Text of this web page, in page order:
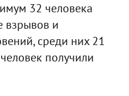
32 человека
взрывов и
среди них 21
получили